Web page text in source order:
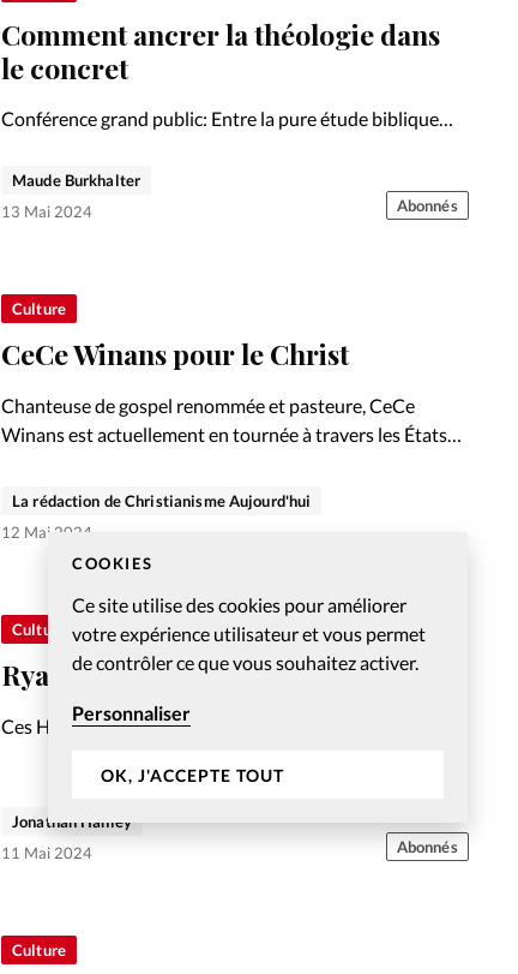
COOKIES
Ce site utilise des cookies pour améliorer
votre expérience utilisateur et vous permet
de contrôler ce que vous souhaitez activer.
Personnaliser
OK, J'ACCEPTE TOUT
Comment ancrer la théologie dans
le concret
Conférence grand public: Entre la pure étude biblique
milieu. Trouver du liant, c’est le défi que se pose le Centre
Foi & Société du 13…
Maude Burkhalter
13 Mai 2024
Abonnés
Culture
CeCe Winans pour le Christ
Chanteuse de gospel renommée et pasteure, CeCe
Winans est actuellement en tournée à travers les États-
Entretien.
La rédaction de Christianisme Aujourd'hui
12 Mai 2024
Culture
Ryan Gosling, I’m Just Ken
Ces HITS entrés dans l’histoire
Jonathan Hanley
11 Mai 2024
Abonnés
Culture